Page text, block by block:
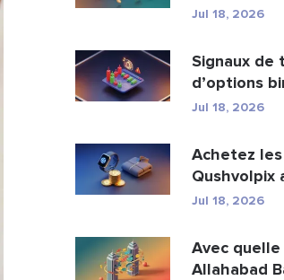
services de
Jul 18, 2026
Signaux de
d’options
Jul 18, 2026
Achetez
Qushvolpix
Jul 18, 2026
Avec quelle
Allahabad